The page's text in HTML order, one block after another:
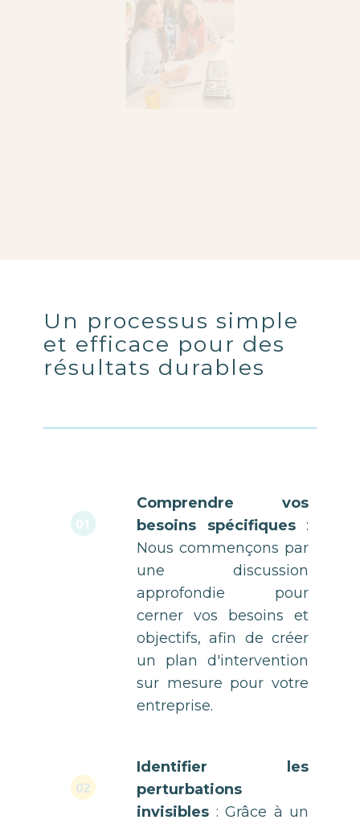
Un processus simple
et efficace pour des
résultats durables
01
Comprendre vos
besoins spécifiques:
Nous commençons par
une discussion
approfondie pour
cerner vos besoins et
objectifs, afin de créer
un plan d'intervention
sur mesure pour votre
entreprise.
02
Identifier les
perturbations
invisibles : Grâce à un